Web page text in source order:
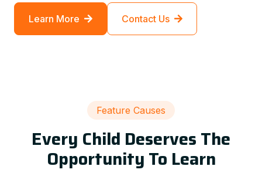
Learn More Contact Us
Feature Causes
Every Child Deserves The
Opportunity To Learn